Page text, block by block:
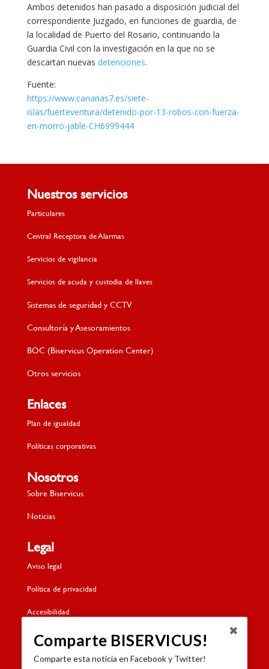
Ambos detenidos han pasado a disposición judicial del
correspondiente Juzgado, en funciones de guardia, de
la localidad de Puerto del Rosario, continuando la
Guardia Civil con la investigación en la que no se
descartan nuevas detenciones.
Fuente:
https://www.canarias7.es/siete-
islas/fuerteventura/detenido-por-13-robos-con-fuerza-
en-morro-jable-CH6999444
Nuestros servicios
Particulares
Central Receptora de Alarmas
Servicios de vigilancia
Servicios de acuda y custodia de llaves
Sistemas de seguridad y CCTV
Consultoría y Asesoramientos
BOC (Biservicus Operation Center)
Otros servicios
Enlaces
Plan de igualdad
Políticas corporativas
Nosotros
Sobre Biservicus
Noticias
Legal
Aviso legal
Política de privacidad
Accesibilidad
Política de cookies
Comparte BISERVICUS!
Comparte esta noticia en Facebook y Twitter!